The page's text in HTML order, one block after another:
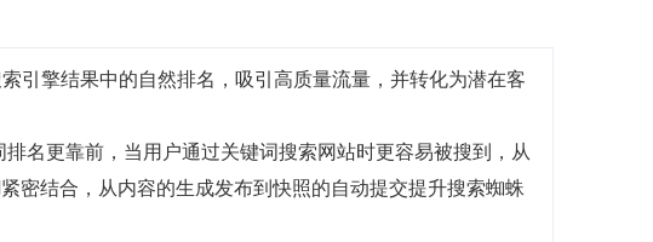
引擎结果中的自然排名，吸引高质量流量，并转化为潜在客
名更靠前，当用户通过关键词搜索网站时更容易被搜到，从
密结合，从内容的生成发布到快照的自动提交提升搜索蜘蛛